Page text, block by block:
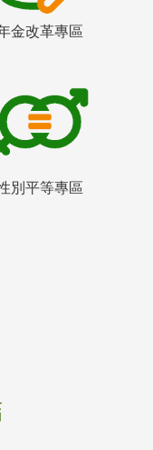
金改革專區
別平等專區